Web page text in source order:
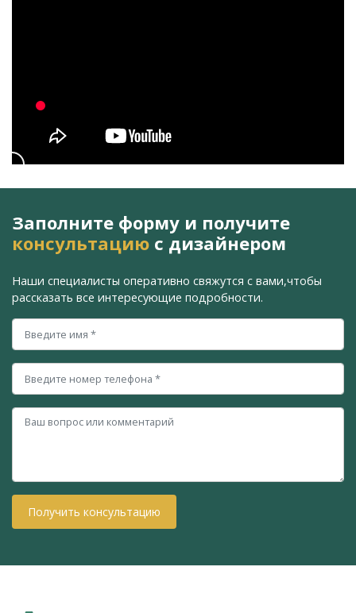
Заполните форму и получите
консультацию с дизайнером
Наши специалисты оперативно свяжутся с вами,чтобы
рассказать все интересующие подробности.
Получить консультацию